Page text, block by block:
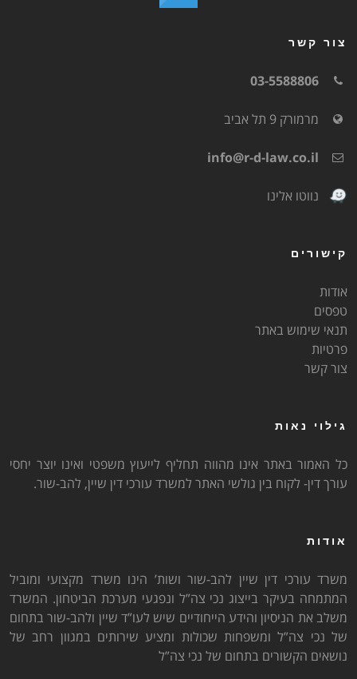
צור קשר
03-5588806
מרמורק 9 תל אביב
info@r-d-law.co.il
נווטו אלינו
קישורים
אודות
טפסים
תנאי שימוש באתר
פרטיות
צור קשר
גילוי נאות
כל האמור באתר אינו מהווה תחליף לייעוץ משפטי ואינו יוצר יחסי
עורך דין- לקוח בין גולשי האתר למשרד עורכי דין שיין, להב-שור.
אודות
משרד עורכי דין שיין להב-שור ושות’ הינו משרד מקצועי ומוביל
המתמחה בעיקר בייצוג נכי צה”ל ונפגעי מערכת הביטחון. המשרד
משלב את הניסיון והידע הייחודיים שיש לעו”ד שיין ולהב-שור בתחום
של נכי צה”ל ומשפחות שכולות ומציע שירותים במגוון רחב של
נושאים הקשורים בתחום של נכי צה”ל